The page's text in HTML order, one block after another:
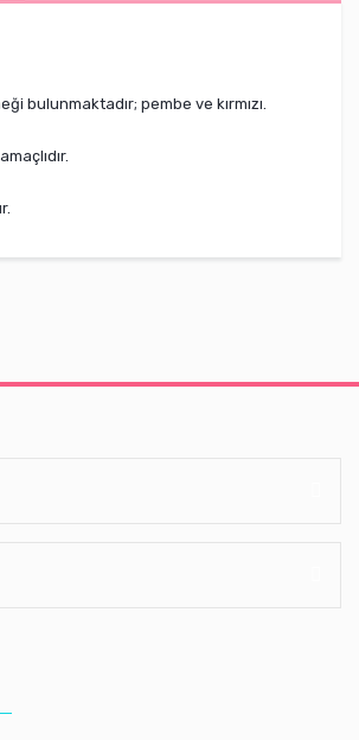
bulunmaktadır; pembe ve kırmızı.